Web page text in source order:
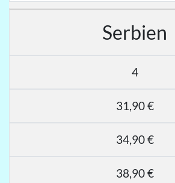
Serbien
4
31,90 €
34,90 €
38,90 €